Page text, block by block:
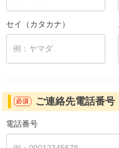
セイ（カタカナ）
必須 ご連絡先電話番号
電話番号